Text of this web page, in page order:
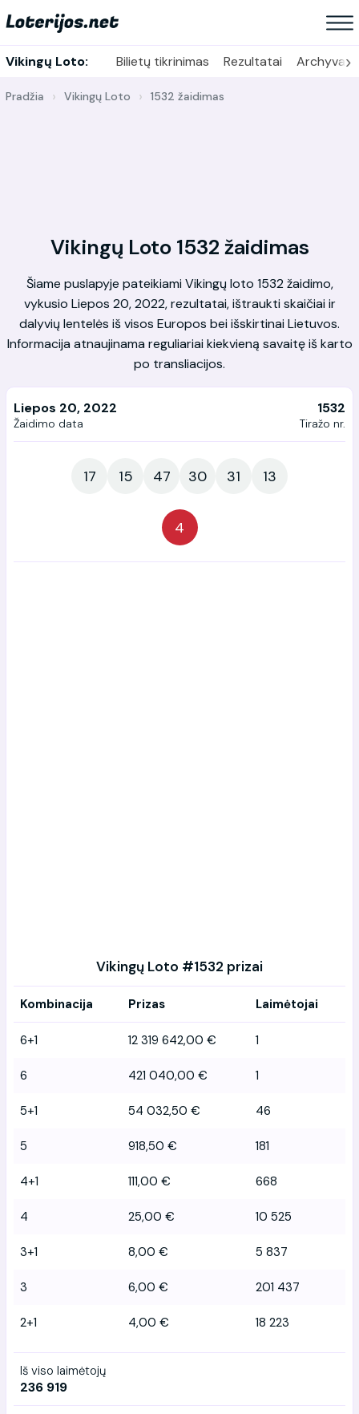
Vikingų Loto: Bilietų tikrinimas Rezultatai Archyvas
›
Pradžia Vikingų Loto 1532 žaidimas
Vikingų Loto 1532 žaidimas
Šiame puslapyje pateikiami Vikingų loto 1532 žaidimo,
vykusio Liepos 20, 2022, rezultatai, ištraukti skaičiai ir
dalyvių lentelės iš visos Europos bei išskirtinai Lietuvos.
Informacija atnaujinama reguliariai kiekvieną savaitę iš karto
po transliacijos.
Liepos 20, 2022
Žaidimo data
1532
Tiražo nr.
17 15 47 30 31 13
4
Vikingų Loto #1532 prizai
Kombinacija Prizas Laimėtojai
6+1 12 319 642,00 € 1
6 421 040,00 € 1
5+1 54 032,50 € 46
5 918,50 € 181
4+1 111,00 € 668
4 25,00 € 10 525
3+1 8,00 € 5 837
3 6,00 € 201 437
2+1 4,00 € 18 223
Iš viso laimėtojų
236 919